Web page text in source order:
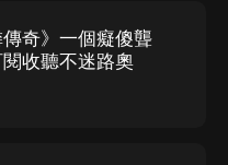
奇》一個癡傻聾
收聽不迷路奧